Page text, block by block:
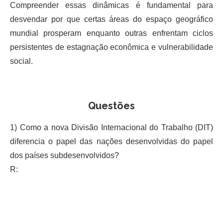
Compreender essas dinâmicas é fundamental para
desvendar por que certas áreas do espaço geográfico
mundial prosperam enquanto outras enfrentam ciclos
persistentes de estagnação econômica e vulnerabilidade
social.
Questões
1) Como a nova Divisão Internacional do Trabalho (DIT)
diferencia o papel das nações desenvolvidas do papel
dos países subdesenvolvidos?
R: